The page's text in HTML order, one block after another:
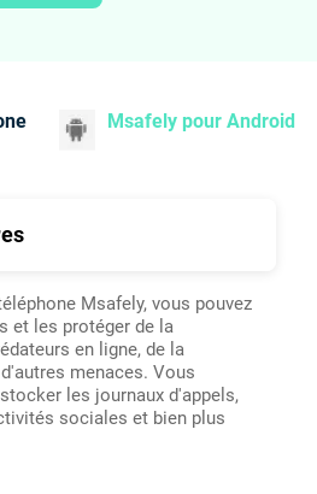
Msafely pour Android
Msafely, vous pouvez
et les protéger de la
en ligne, de la
menaces. Vous
les journaux d'appels,
sociales et bien plus